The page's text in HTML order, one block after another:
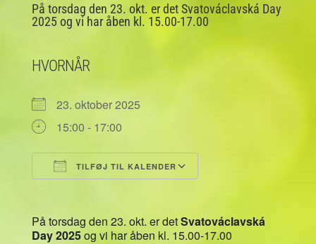
På torsdag den 23. okt. er det Svatováclavská Day
2025 og vi har åben kl. 15.00-17.00
HVORNÅR
23. oktober 2025
15:00 - 17:00
TILFØJ TIL KALENDER
På torsdag den 23. okt. er detSvatováclavská
Day 2025og vi har åben kl. 15.00-17.00